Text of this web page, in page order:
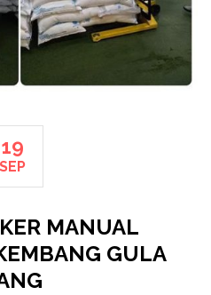
19
SEP
MANUAL
GULA